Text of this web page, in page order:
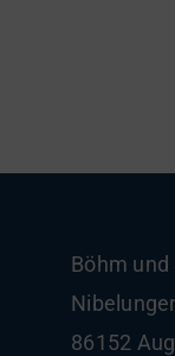
Böhm und
86152